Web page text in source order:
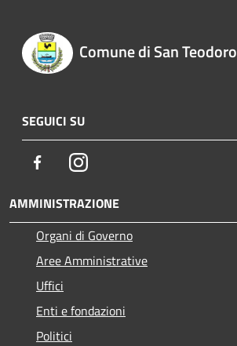
Comune di San Teodoro
SEGUICI SU
FacebookInstagram
AMMINISTRAZIONE
Organi di Governo
Aree Amministrative
Uffici
Enti e fondazioni
Politici